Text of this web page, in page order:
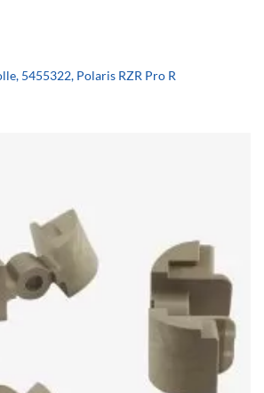
5455322, Polaris RZR Pro R